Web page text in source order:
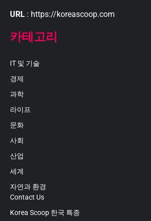
URL : https://koreascoop.com
카테고리
IT 및 기술
경제
과학
라이프
문화
사회
산업
세계
자연과 환경
Contact Us
Korea Scoop 한국 특종